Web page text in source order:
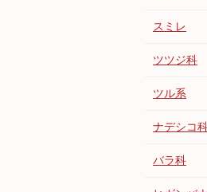
スミレ
ツツジ科
ツル系
ナデシコ
バラ科